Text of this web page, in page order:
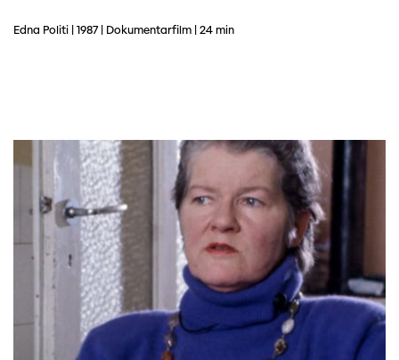
Edna Politi | 1987 | Dokumentarfilm | 24 min